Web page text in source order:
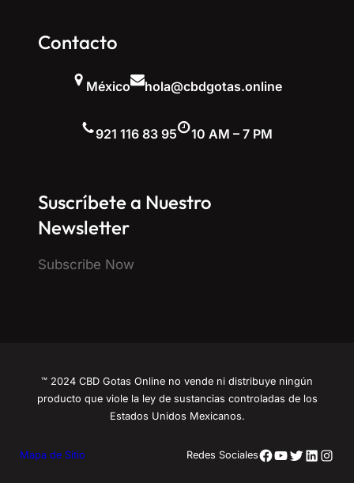
Contacto
México hola@cbdgotas.online
921 116 83 95 10 AM – 7 PM
Suscríbete a Nuestro
Newsletter
Subscribe Now
™ 2024 CBD Gotas Online no vende ni distribuye ningún
producto que viole la ley de sustancias controladas de los
Estados Unidos Mexicanos.
Mapa de Sitio Redes SocialesFacebook
YouTube
Twitter
LinkedIn